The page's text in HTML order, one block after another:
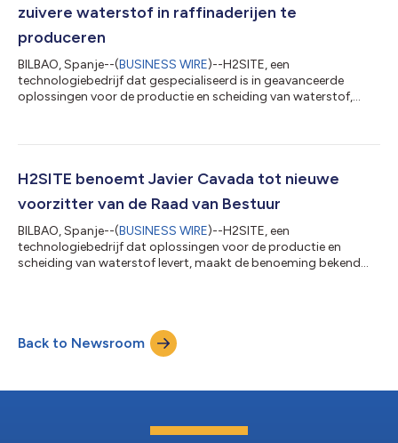
zuivere waterstof in raffinaderijen te
produceren
BILBAO, Spanje--(BUSINESS WIRE)--H2SITE, een
technologiebedrijf dat gespecialiseerd is in geavanceerde
oplossingen voor de productie en scheiding van waterstof,
industriële speler in de energiesector die zich duidelijk inzet voor
overeenkomst is om de zeer efficiënte
H2SITE benoemt Javier Cavada tot nieuwe
voorzitter van de Raad van Bestuur
BILBAO, Spanje--(BUSINESS WIRE)--H2SITE, een
technologiebedrijf dat oplossingen voor de productie en
scheiding van waterstof levert, maakt de benoeming bekend
schaalvergroting van de waterstofoplossingen van het bedrijf.
Met meer dan 25 jaar internationaal leiderschap in de
energiesector en andere industriële sectoren, staat Jav...
Back to Newsroom